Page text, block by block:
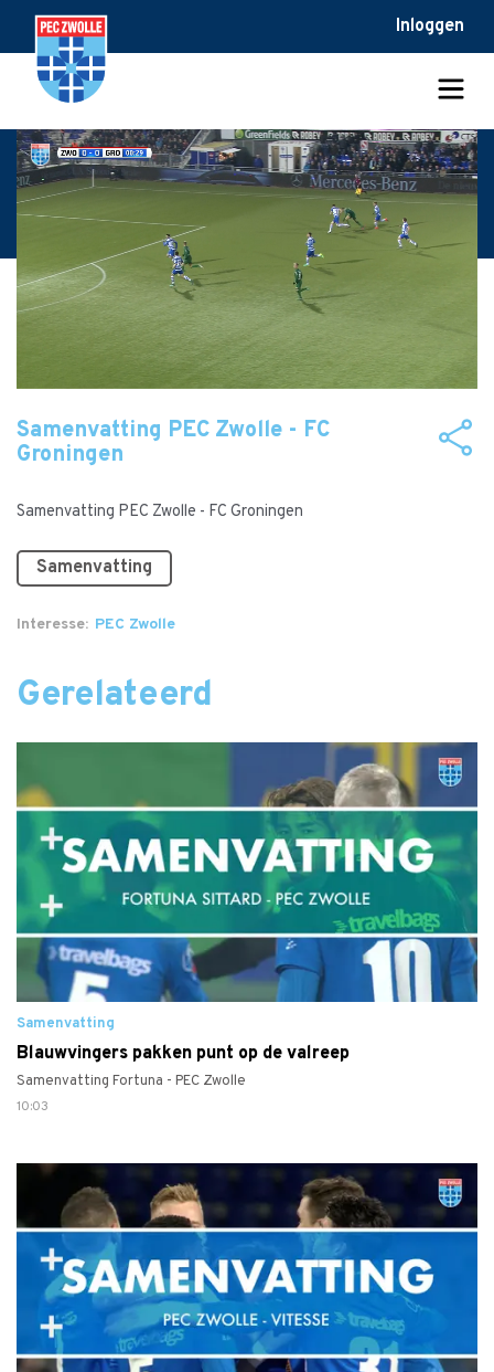
Inloggen
Samenvatting PEC Zwolle - FC
Groningen
Samenvatting PEC Zwolle - FC Groningen
Samenvatting
Interesse PEC Zwolle
Gerelateerd
Samenvatting
Blauwvingers pakken punt op de valreep
Samenvatting Fortuna - PEC Zwolle
10:03